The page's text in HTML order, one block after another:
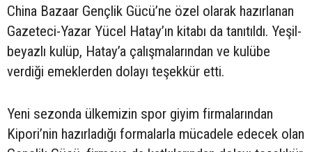
China Bazaar Gençlik Gücü’ne özel olarak hazırlanan
Gazeteci-Yazar Yücel Hatay’ın kitabı da tanıtıldı. Yeşil-
beyazlı kulüp, Hatay’a çalışmalarından ve kulübe
verdiği emeklerden dolayı teşekkür etti.
Yeni sezonda ülkemizin spor giyim firmalarından
Kipori’nin hazırladığı formalarla mücadele edecek olan